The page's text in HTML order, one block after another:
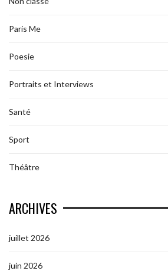
Paris Me
Poesie
Portraits et Interviews
Santé
Sport
Théâtre
ARCHIVES
juillet 2026
juin 2026